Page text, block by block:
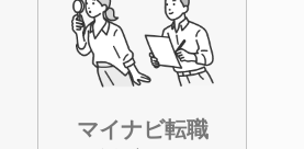
マイナビ転職